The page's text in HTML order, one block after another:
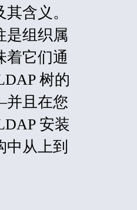
含义。
是组织属
它们通
树的
且在您
安装
中从上到